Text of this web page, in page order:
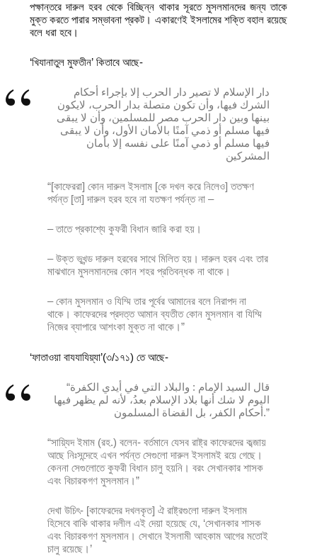
পক্ষান্তরে দারুল হরব থেকে বিচ্ছিন্ন থাকার সূরতে মুসলমানদের জন্য তাকে
মুক্ত করতে পারার সম্ভাবনা প্রকট। একারণেই ইসলামের শক্তি বহাল রয়েছে
বলে ধরা হবে।
‘খিযানাতুল মুফতীন’ কিতাবে আছে-
دار الإسلام لا تصير دار الحرب إلا بإجراء أحكام
الشرك فيها، وأن تكون متصلة بدار الحرب، لايكون
بينها وبين دار الحرب مصر للمسلمين، وأن لا يبقى
فيها مسلم أو ذمي آمنًا بالأمان الأول، وأن لا يبقى
فيها مسلم أو ذمي آمنًا على نفسه إلا بأمان
المشركين
“[কাফেররা] কোন দারুল ইসলাম [কে দখল করে নিলেও] ততক্ষণ
পর্যন্ত [তা] দারুল হরব হবে না যতক্ষণ পর্যন্ত না –
– তাতে প্রকাশ্যে কুফরী বিধান জারি করা হয়।
– উক্ত ভূখন্ড দারুল হরবের সাথে মিলিত হয়। দারুল হরব এবং তার
মাঝখানে মুসলমানদের কোন শহর প্রতিবন্ধক না থাকে।
– কোন মুসলমান ও যিম্মি তার পূর্বের আমানের বলে নিরাপদ না
থাকে। কাফেরদের প্রদত্ত আমান ব্যতীত কোন মুসলমান বা যিম্মি
নিজের ব্যাপারে আশংকা মুক্ত না থাকে।”
‘ফাতাওয়া বাযযাযিয়্যা’(৩/১৭১) তে আছে-
“قال السيد الإمام : والبلاد التي في أيدي الكفرة
اليوم لا شك أنها بلاد الإسلام بعدُ، لأنه لم يظهر فيها
أحكام الكفر، بل القضاة المسلمون.”
“সায়্যিদ ইমাম (রহ.) বলেন- বর্তমানে যেসব রাষ্ট্র কাফেরদের কব্জায়
আছে নিঃসন্দেহে এখন পর্যন্ত সেগুলো দারুল ইসলামই রয়ে গেছে।
কেননা সেগুলোতে কুফরী বিধান চালু হয়নি। বরং সেখানকার শাসক
এবং বিচারকগণ মুসলমান।”
দেখা উচিৎ- [কাফেরদের দখলকৃত] ঐ রাষ্ট্রগুলো দারুল ইসলাম
হিসেবে বাকি থাকার দলীল এই দেয়া হয়েছে যে, ‘সেখানকার শাসক
এবং বিচারকগণ মুসলমান। সেখানে ইসলামী আহকাম আগের মতোই
চালু রয়েছে।’